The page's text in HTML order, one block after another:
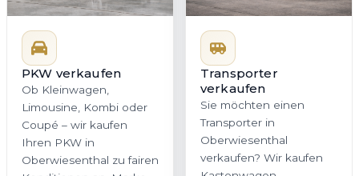
PKW verkaufen
Ob Kleinwagen,
Limousine, Kombi oder
Coupé – wir kaufen
Ihren PKW in
Oberwiesenthal zu fairen
Transporter
verkaufen
Sie möchten einen
Transporter in
Oberwiesenthal
verkaufen? Wir kaufen